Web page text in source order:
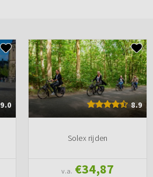
9.0 8.9
Solex rijden
v.a. €34,87